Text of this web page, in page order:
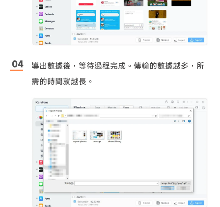
導出數據後，等待過程完成。傳輸的數據越多，所
需的時間就越長。